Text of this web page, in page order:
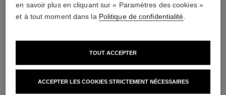
1 diamant taille brillant de 0,01 carat sur le fermoir
Caractéristiques variables**
en savoir plus en cliquant sur « Paramètres des cookies »
et à tout moment dans la Politique de confidentialité.
ACCEPTER LES COOKIES STRICTEMENT NÉCESSAIRES
TOUT ACCEPTER